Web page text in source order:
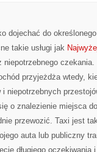
dojechać do
takie usługi jak
niepotrzebnego
przyjeżdża wtedy,
niepotrzebnych
o znalezienie miejsca
przewozić. Taxi jest
auta lub publiczny
długiego oczekiwania